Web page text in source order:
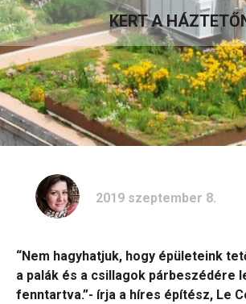
KERT A
2019 szeptember 8.
“Nem hagyhatjuk, hogy épületeink
a palák és a csillagok párbeszédére
fenntartva.”- írja a híres építész, Le